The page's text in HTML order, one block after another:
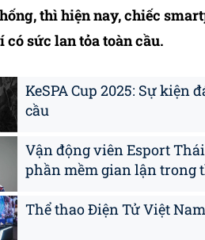
thì hiện nay, chiếc
sức lan tỏa toàn cầu.
KeSPA Cup 2025: Sự kiện
cầu
Vận động viên Esport
phần mềm gian lận trong
Thể thao Điện Tử Việt